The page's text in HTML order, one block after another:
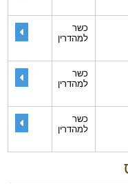
כשר
למהדרין
כשר
למהדרין
כשר
למהדרין